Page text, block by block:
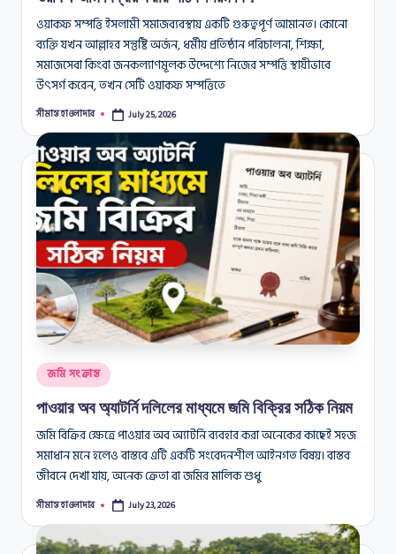
ওয়াকফ সম্পত্তি ইসলামী সমাজব্যবস্থায় একটি গুরুত্বপূর্ণ আমানত। কোনো
ব্যক্তি যখন আল্লাহর সন্তুষ্টি অর্জন, ধর্মীয় প্রতিষ্ঠান পরিচালনা, শিক্ষা,
সমাজসেবা কিংবা জনকল্যাণমূলক উদ্দেশ্যে নিজের সম্পত্তি স্থায়ীভাবে
উৎসর্গ করেন, তখন সেটি ওয়াকফ সম্পত্তিতে
Posted
সীমান্ত হাওলাদার July 25, 2026
Posted
in
জমি সংক্রান্ত
পাওয়ার অব অ্যাটর্নি দলিলের মাধ্যমে জমি বিক্রির সঠিক নিয়ম
জমি বিক্রির ক্ষেত্রে পাওয়ার অব অ্যাটর্নি ব্যবহার করা অনেকের কাছেই সহজ
সমাধান মনে হলেও বাস্তবে এটি একটি সংবেদনশীল আইনগত বিষয়। বাস্তব
জীবনে দেখা যায়, অনেক ক্রেতা বা জমির মালিক শুধু
Posted
সীমান্ত হাওলাদার July 23, 2026